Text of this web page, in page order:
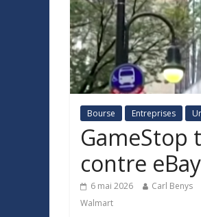
Bourse Entreprises
GameStop
contre eBay
6 mai 2026 Carl Benys
Walmart